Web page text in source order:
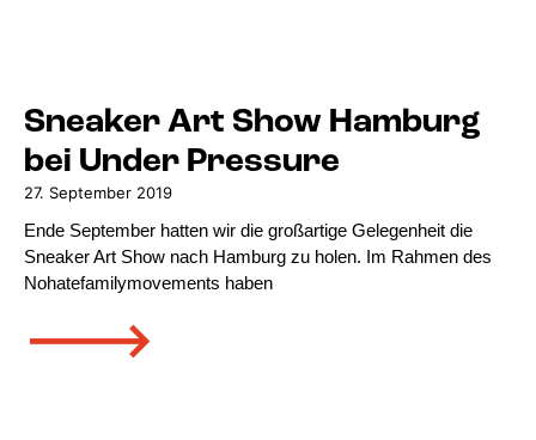
Sneaker Art Show Hamburg
bei Under Pressure
27. September 2019
Ende September hatten wir die großartige Gelegenheit die
Sneaker Art Show nach Hamburg zu holen. Im Rahmen des
Nohatefamilymovements haben
🡒